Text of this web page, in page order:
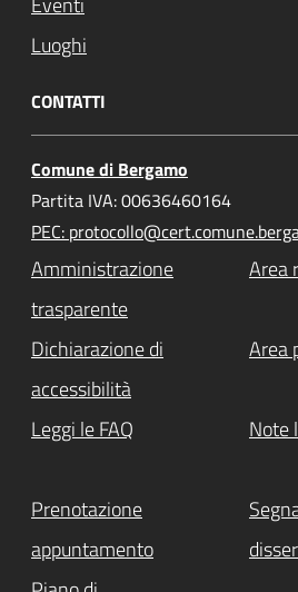
Luoghi
CONTATTI
Comune di Bergamo
Partita IVA: 00636460164
PEC:
Amministrazione
trasparente
Area
Dichiarazione di
accessibilità
Area
Leggi le FAQ Note
Prenotazione
appuntamento